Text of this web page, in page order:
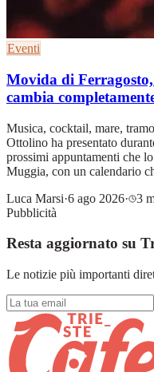
Eventi
Movida di
cambia
Musica, cocktail, mare,
Ottolino ha presentato
prossimi appuntamenti che
Muggia, con un calendario
Luca Marsi·6 ago 2026·
3
Pubblicità
Resta aggiornato su
Le notizie più importanti